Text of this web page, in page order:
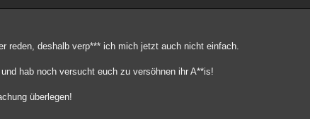
reden, deshalb verp*** ich mich jetzt auch nicht einfach.
hab noch versucht euch zu versöhnen ihr A**is!
überlegen!